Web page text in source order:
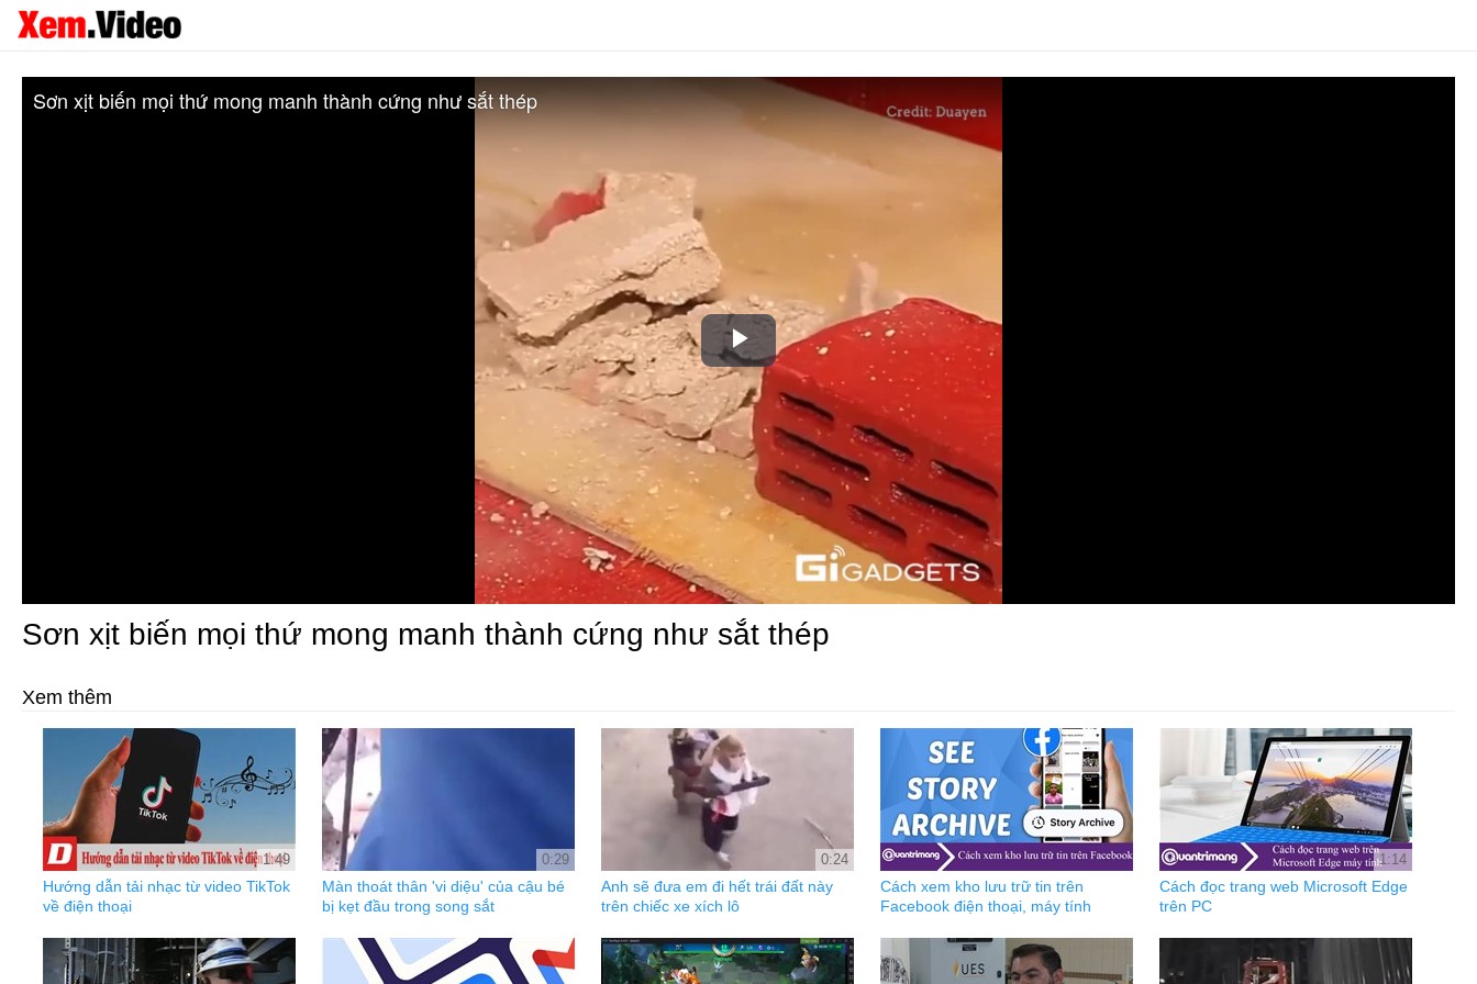
Play
Video
Sơn xịt biến mọi thứ mong manh thành cứng như sắt thép
Sơn xịt biến mọi thứ mong manh thành cứng như sắt thép
Xem thêm
1:49
Hướng dẫn tải nhạc từ video TikTok
về điện thoại
0:29
Màn thoát thân 'vi diệu' của cậu bé
bị kẹt đầu trong song sắt
0:24
Anh sẽ đưa em đi hết trái đất này
trên chiếc xe xích lô
Cách xem kho lưu trữ tin trên
Facebook điện thoại, máy tính
1:14
Cách đọc trang web Microsoft Edge
trên PC